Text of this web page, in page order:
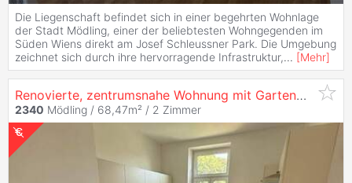
Die Liegenschaft befindet sich in einer begehrten Wohnlage
der Stadt Mödling, einer der beliebtesten Wohngegenden im
Süden Wiens direkt am Josef Schleussner Park. Die Umgebung
zeichnet sich durch ihre hervorragende Infrastruktur,... [Mehr]
Renovierte, zentrumsnahe Wohnung mit Gartenmitbenutzung in Mödlinger Ruhelage zu
2340 Mödling / 68,47m² / 2 Zimmer